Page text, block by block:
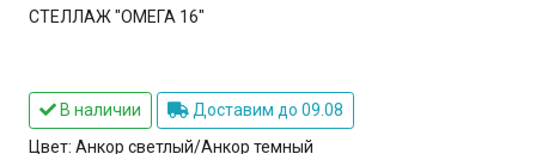
СТЕЛЛАЖ "ОМЕГА 16"
В наличии
Доставим до 09.08
Цвет: Анкор светлый/Анкор темный